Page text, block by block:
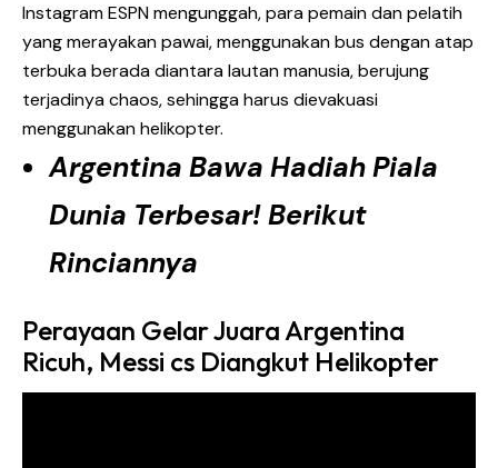
Instagram ESPN mengunggah, para pemain dan pelatih
yang merayakan pawai, menggunakan bus dengan atap
terbuka berada diantara lautan manusia, berujung
terjadinya chaos, sehingga harus dievakuasi
menggunakan helikopter.
Argentina Bawa Hadiah Piala
Dunia Terbesar! Berikut
Rinciannya
Perayaan Gelar Juara Argentina
Ricuh, Messi cs Diangkut Helikopter